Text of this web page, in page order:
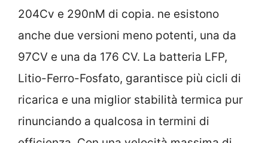
204Cv e 290nM di copia. ne esistono
anche due versioni meno potenti, una da
97CV e una da 176 CV. La batteria LFP,
Litio-Ferro-Fosfato, garantisce più cicli di
ricarica e una miglior stabilità termica pur
rinunciando a qualcosa in termini di